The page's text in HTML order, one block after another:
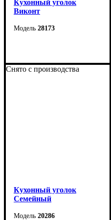
Кухонный уголок
Виконт
28173
Высота: 82 см
Ширина: 150 см
Снято с производства
Кухонный уголок
Семейный
20286